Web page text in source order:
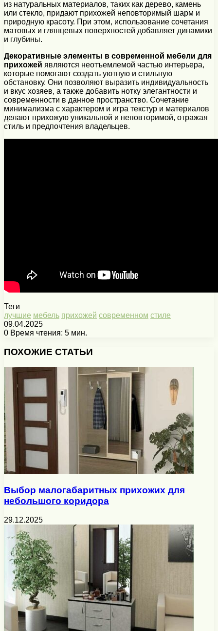
из натуральных материалов, таких как дерево, камень
или стекло, придают прихожей неповторимый шарм и
природную красоту. При этом, использование сочетания
матовых и глянцевых поверхностей добавляет динамики
и глубины.
Декоративные элементы в современной мебели для
прихожей являются неотъемлемой частью интерьера,
которые помогают создать уютную и стильную
обстановку. Они позволяют выразить индивидуальность
и вкус хозяев, а также добавить нотку элегантности и
современности в данное пространство. Сочетание
минимализма с характером и игра текстур и материалов
делают прихожую уникальной и неповторимой, отражая
стиль и предпочтения владельцев.
Теги
лучшие мебель прихожей современном стиле
09.04.2025
0 Время чтения: 5 мин.
ПОХОЖИЕ СТАТЬИ
Выбор малогабаритных прихожих для
небольшого коридора
29.12.2025